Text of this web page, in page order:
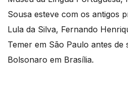
Sousa esteve com os antigos
Lula da Silva, Fernando
Temer em São Paulo antes
Bolsonaro em Brasília.